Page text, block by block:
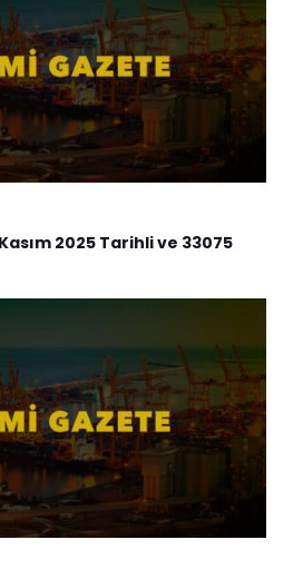
2025 Tarihli ve 33075